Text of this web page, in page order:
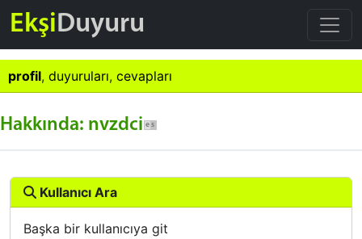
EkşiDuyuru
profil, duyuruları, cevapları
Hakkında: nvzdci
Kullanıcı Ara
Başka bir kullanıcıya git